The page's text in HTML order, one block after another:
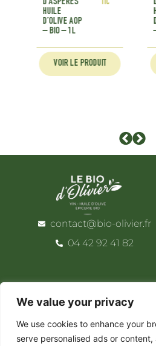
We value your privacy
We use cookies to enhance your
serve personalised ads or
D’ASPÈRES
HUILE
D’OLIVE AOP
– BIO – 1L
TTC
VOIR LE PRODUIT
contact@bio-olivier.fr
04 42 92 41 82